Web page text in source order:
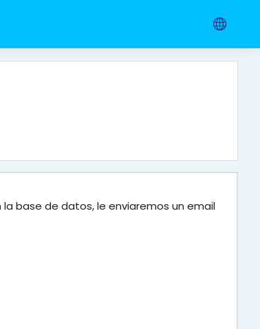
base de datos, le enviaremos un email